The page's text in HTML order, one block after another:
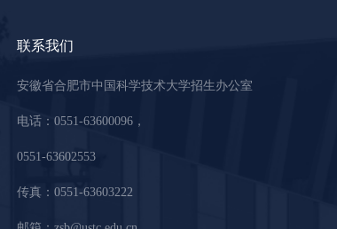
联系我们
安徽省合肥市中国科学技术大学招生办公室
电话：0551-63600096，
0551-63602553
传真：0551-63603222